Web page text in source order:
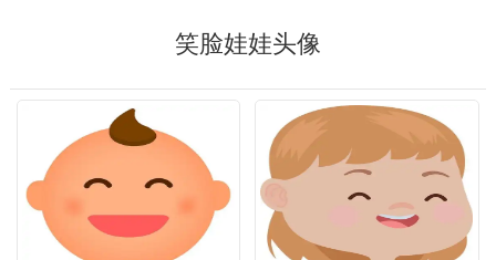
笑脸娃娃头像